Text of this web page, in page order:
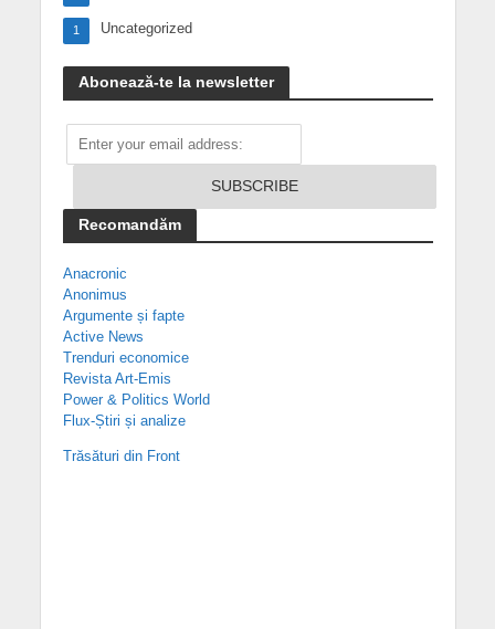
Uncategorized
1
Abonează-te la newsletter
Recomandăm
Anacronic
Anonimus
Argumente și fapte
Active News
Trenduri economice
Revista Art-Emis
Power & Politics World
Flux-Știri și analize
Trăsături din Front